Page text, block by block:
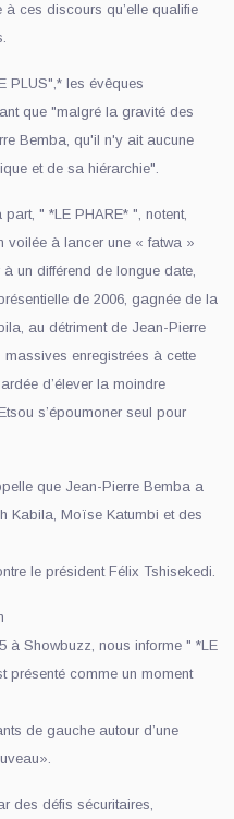
ces discours qu’elle qualifie
PLUS",* les évêques
que "malgré la gravité des
Bemba, qu'il n'y ait aucune
et de sa hiérarchie".
" *LE PHARE* ", notent,
voilée à lancer une « fatwa »
un différend de longue date,
de 2006, gagnée de la
au détriment de Jean-Pierre
enregistrées à cette
d’élever la moindre
s’époumoner seul pour
que Jean-Pierre Bemba a
Kabila, Moïse Katumbi et des
le président Félix Tshisekedi.
à Showbuzz, nous informe " *LE
présenté comme un moment
de gauche autour d’une
des défis sécuritaires,